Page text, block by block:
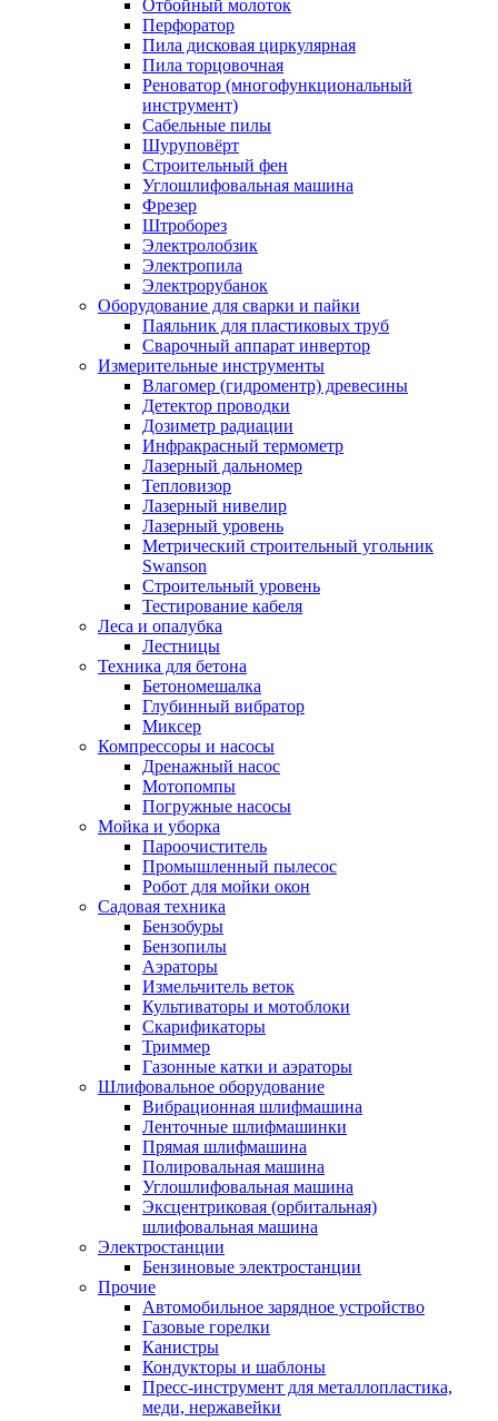
Отбойный молоток
Перфоратор
Пила дисковая циркулярная
Пила торцовочная
Реноватор (многофункциональный
инструмент)
Сабельные пилы
Шуруповёрт
Строительный фен
Углошлифовальная машина
Фрезер
Штроборез
Электролобзик
Электропила
Электрорубанок
Оборудование для сварки и пайки
Паяльник для пластиковых труб
Сварочный аппарат инвертор
Измерительные инструменты
Влагомер (гидроментр) древесины
Детектор проводки
Дозиметр радиации
Инфракрасный термометр
Лазерный дальномер
Тепловизор
Лазерный нивелир
Лазерный уровень
Метрический строительный угольник
Swanson
Строительный уровень
Тестирование кабеля
Леса и опалубка
Лестницы
Техника для бетона
Бетономешалка
Глубинный вибратор
Миксер
Компрессоры и насосы
Дренажный насос
Мотопомпы
Погружные насосы
Мойка и уборка
Пароочиститель
Промышленный пылесос
Робот для мойки окон
Садовая техника
Бензобуры
Бензопилы
Аэраторы
Измельчитель веток
Культиваторы и мотоблоки
Скарификаторы
Триммер
Газонные катки и аэраторы
Шлифовальное оборудование
Вибрационная шлифмашина
Ленточные шлифмашинки
Прямая шлифмашина
Полировальная машина
Углошлифовальная машина
Эксцентриковая (орбитальная)
шлифовальная машина
Электростанции
Бензиновые электростанции
Прочие
Автомобильное зарядное устройство
Газовые горелки
Канистры
Кондукторы и шаблоны
Пресс-инструмент для металлопластика,
меди, нержавейки